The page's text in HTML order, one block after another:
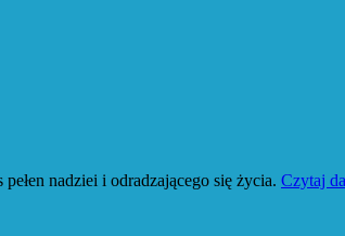
nadziei i odradzającego się życia. Czytaj